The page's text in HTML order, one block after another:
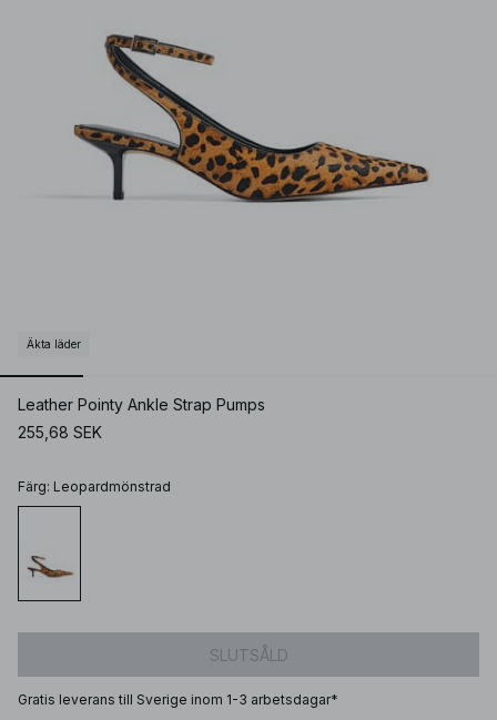
Äkta läder
Leather Pointy Ankle Strap Pumps
255,68 SEK
Färg: Leopardmönstrad
SLUTSÅLD
Gratis leverans till Sverige inom 1-3 arbetsdagar*